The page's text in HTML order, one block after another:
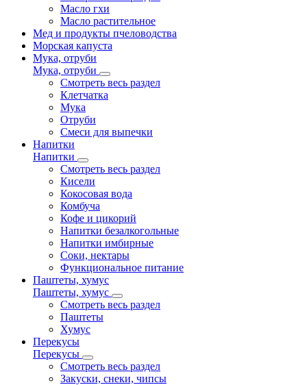
Масло гхи
Масло растительное
Мед и продукты пчеловодства
Морская капуста
Мука, отруби
Мука, отруби
Смотреть весь раздел
Клетчатка
Мука
Отруби
Смеси для выпечки
Напитки
Напитки
Смотреть весь раздел
Кисели
Кокосовая вода
Комбуча
Кофе и цикорий
Напитки безалкогольные
Напитки имбирные
Соки, нектары
Функциональное питание
Паштеты, хумус
Паштеты, хумус
Смотреть весь раздел
Паштеты
Хумус
Перекусы
Перекусы
Смотреть весь раздел
Закуски, снеки, чипсы